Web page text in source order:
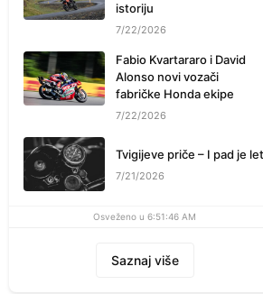
istoriju
7/22/2026
Fabio Kvartararo i David
Alonso novi vozači
fabričke Honda ekipe
7/22/2026
Tvigijeve priče – I pad je let
7/21/2026
Osveženo u 6:51:46 AM
Saznaj više